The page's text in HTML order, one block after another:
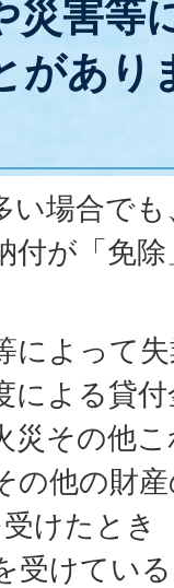
災害等
があり
い場合で
付が「免
によって
による貸
災その他
の他の財
けたとき
受けている